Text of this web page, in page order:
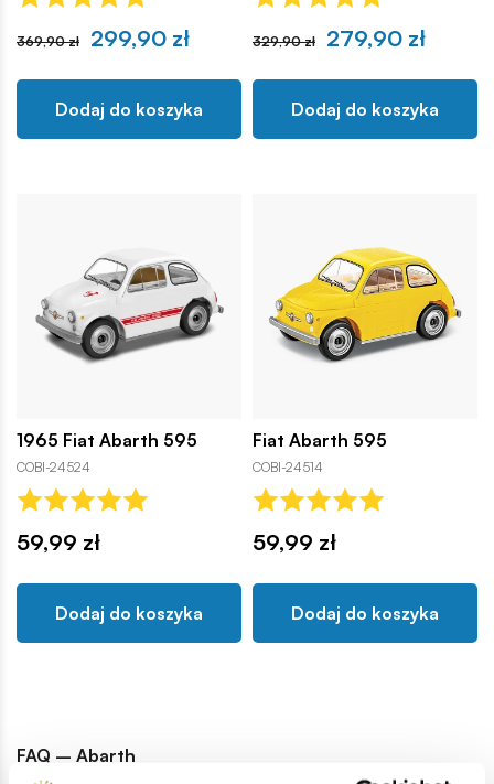
369,90 zł 299,90 zł
Dodaj do koszyka
329,90 zł 279,90 zł
Dodaj do koszyka
1965 Fiat Abarth 595
COBI-24524
59,99 zł
Dodaj do koszyka
Fiat Abarth 595
COBI-24514
59,99 zł
Dodaj do koszyka
FAQ – Abarth